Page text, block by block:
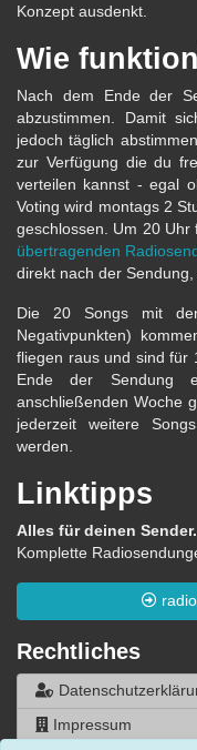
Konzept ausdenkt.
Wie
Nach dem Ende der
abzustimmen. Damit
jedoch täglich
zur Verfügung die du
verteilen kannst - egal
Voting wird montags 2
geschlossen. Um 20 Uhr
übertragenden
direkt nach der
Die 20 Songs mit
Negativpunkten)
fliegen raus und sind für
Ende der
anschließenden Woche
jederzeit weitere
werden.
Linktipps
Alles für deinen Sender.
Komplette
Rechtliches
Impressum